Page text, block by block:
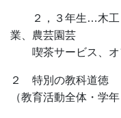
２，３年生…木工
業、農芸園芸
喫茶サービス、オ
２ 特別の教科道徳
（教育活動全体・学